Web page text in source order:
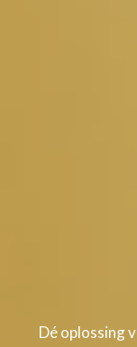
Dé oplossing